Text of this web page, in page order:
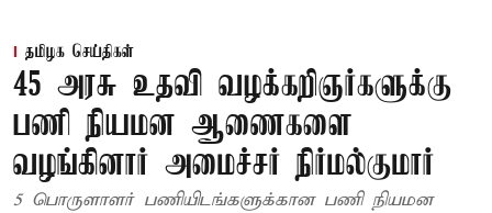
தமிழக செய்திகள்
45 அரசு உதவி வழக்கறிஞர்களுக்கு
பணி நியமன ஆணைகளை
வழங்கினார் அமைச்சர் நிர்மல்குமார்
5 பொருளாளர் பணியிடங்களுக்கான பணி நியமன